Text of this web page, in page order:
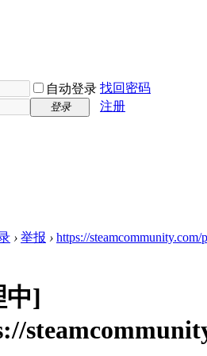
自动登录 找回密码
登录
注册
› 举报 › https://
中]